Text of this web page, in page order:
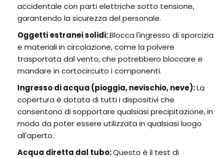
accidentale con parti elettriche sotto tensione,
garantendo la sicurezza del personale.
Oggetti estranei solidi:Blocca l'ingresso di sporcizia
e materiali in circolazione, come la polvere
trasportata dal vento, che potrebbero bloccare e
mandare in cortocircuito i componenti.
Ingresso di acqua (pioggia, nevischio, neve):La
copertura è dotata di tutti i dispositivi che
consentono di sopportare qualsiasi precipitazione, in
modo da poter essere utilizzata in qualsiasi luogo
all'aperto.
Acqua diretta dal tubo:Questo è il test di